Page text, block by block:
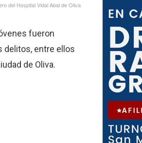
del Hospital Vidal Abal de Oliva
fueron
delitos, entre ellos
de Oliva.